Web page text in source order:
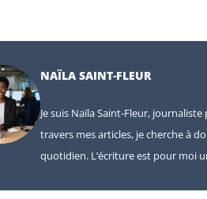
NAÏLA SAINT-FLEUR
Je suis Naïla Saint-Fleur,
travers mes articles, je cherche à
quotidien. L’écriture est pour moi